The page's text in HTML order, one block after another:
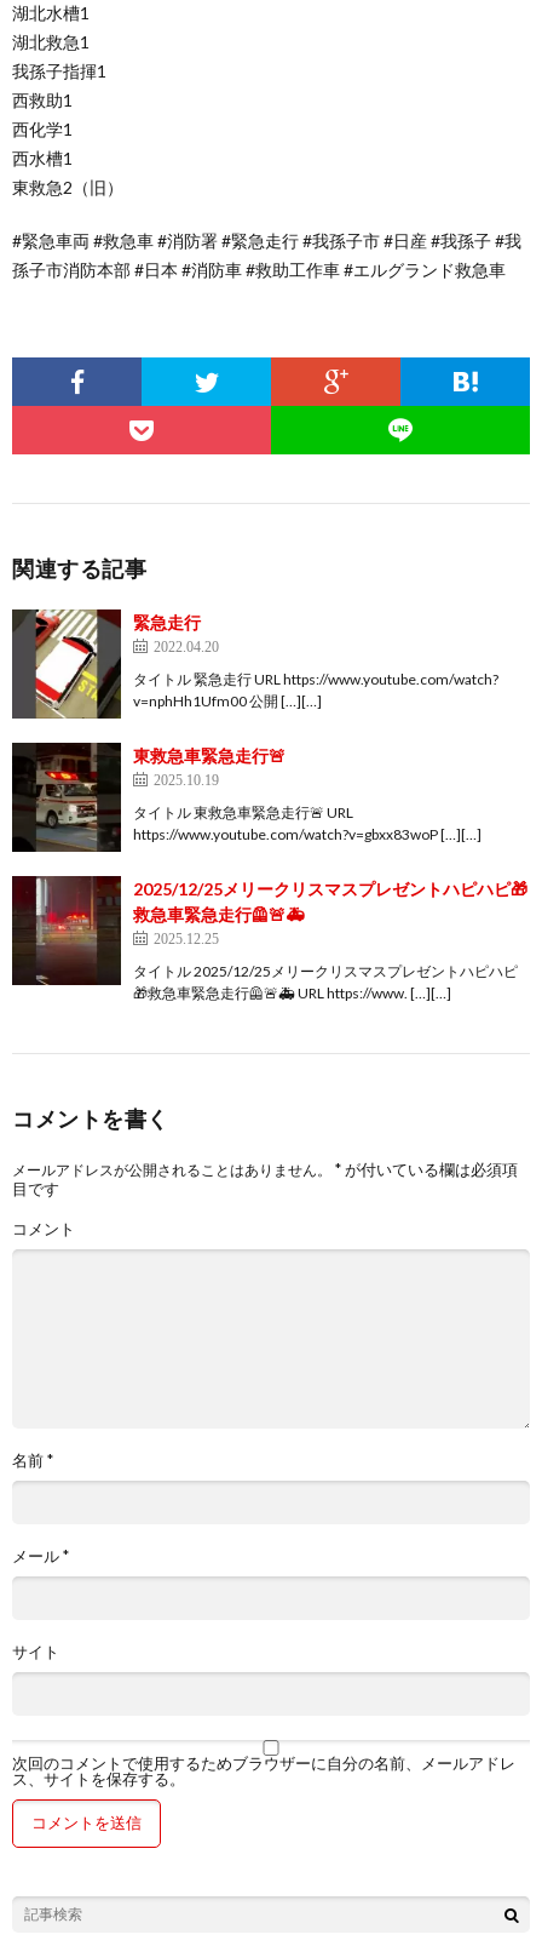
湖北水槽1
湖北救急1
我孫子指揮1
西救助1
西化学1
西水槽1
東救急2（旧）
#緊急車両 #救急車 #消防署 #緊急走行 #我孫子市 #日産 #我孫子 #我
孫子市消防本部 #日本 #消防車 #救助工作車 #エルグランド救急車
関連する記事
緊急走行
2022.04.20
タイトル 緊急走行 URL https://www.youtube.com/watch?
v=nphHh1Ufm00 公開 […][…]
東救急車緊急走行🚨
2025.10.19
タイトル 東救急車緊急走行🚨 URL
https://www.youtube.com/watch?v=gbxx83woP […][…]
2025/12/25メリークリスマスプレゼントハピハピ🎁
救急車緊急走行🦺🚨🚑
2025.12.25
タイトル 2025/12/25メリークリスマスプレゼントハピハピ
🎁救急車緊急走行🦺🚨🚑 URL https://www. […][…]
コメントを書く
メールアドレスが公開されることはありません。 *が付いている欄は必須項
目です
コメント
名前*
メール*
サイト
次回のコメントで使用するためブラウザーに自分の名前、メールアドレ
ス、サイトを保存する。